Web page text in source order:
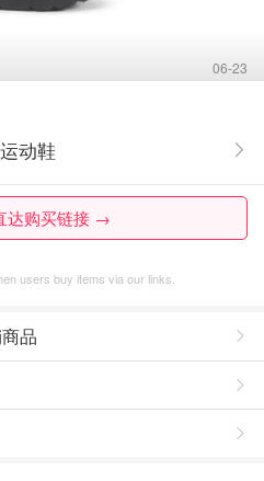
06-23
动鞋
达购买链接 →
users buy items via our links.
品